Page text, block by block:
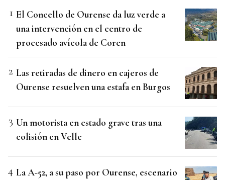
El Concello de Ourense da luz verde a
una intervención en el centro de
procesado avícola de Coren
Las retiradas de dinero en cajeros de
Ourense resuelven una estafa en Burgos
Un motorista en estado grave tras una
colisión en Velle
La A-52, a su paso por Ourense, escenario